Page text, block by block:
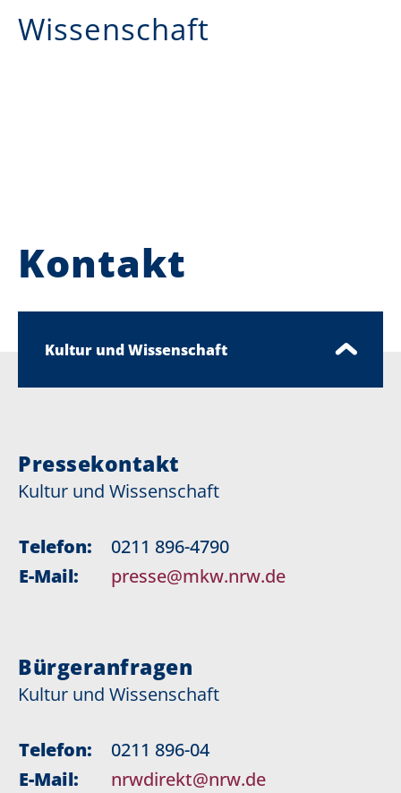
Wissenschaft
Kontakt
Kultur und Wissenschaft
Pressekontakt
Kultur und Wissenschaft
Telefon:
0211 896-4790
E-Mail:
presse@mkw.nrw.de
Bürgeranfragen
Kultur und Wissenschaft
Telefon:
0211 896-04
E-Mail:
nrwdirekt@nrw.de